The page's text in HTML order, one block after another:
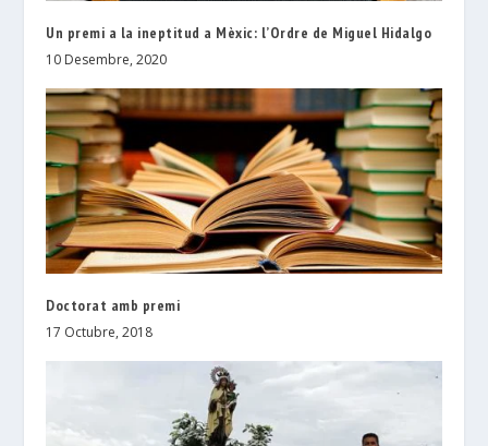
Un premi a la ineptitud a Mèxic: l’Ordre de Miguel Hidalgo
10 Desembre, 2020
Doctorat amb premi
17 Octubre, 2018